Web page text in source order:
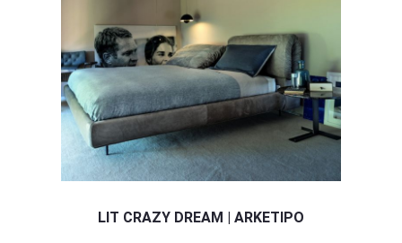
LIT CRAZY DREAM | ARKETIPO